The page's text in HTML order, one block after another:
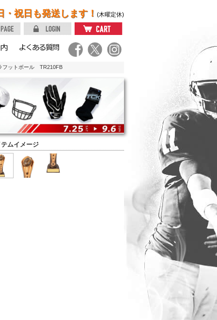
・祝日も発送します！ (木曜定休)
フットボール TR210FB
テムイメージ